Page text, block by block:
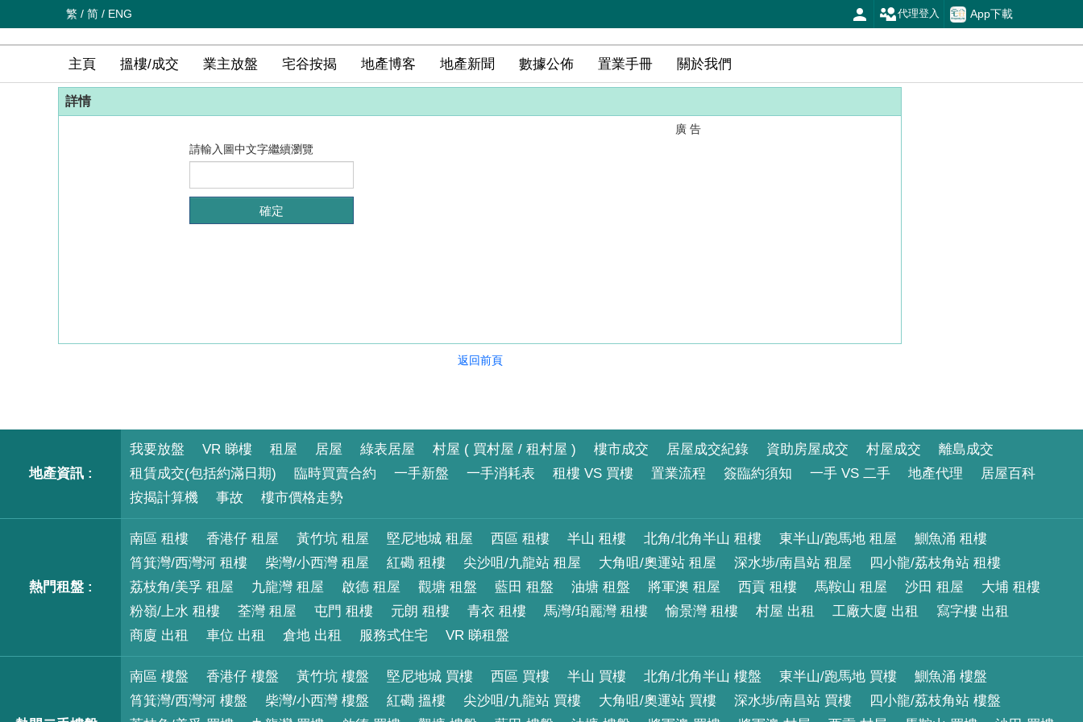
繁 / 简 / ENG App下載
代理登入
主頁 搵樓/成交 業主放盤 宅谷按揭 地產博客 地產新聞 數據公佈 置業手冊 關於我們
詳情
請輸入圖中文字繼續瀏覽
廣 告
返回前頁
地產資訊 :
我要放盤 VR 睇樓 租屋 居屋 綠表居屋 村屋 ( 買村屋 / 租村屋 ) 樓市成交 居屋成交紀錄 資助房屋成交 村屋成交
離島成交
租賃成交(包括約滿日期)
臨時買賣合約 一手新盤 一手消耗表 租樓 VS 買樓 置業流程 簽臨約須知 一手 VS 二手 地產代理
居屋百科
按揭計算機
事故 樓市價格走勢
熱門租盤 :
南區 租樓 香港仔 租屋 黃竹坑 租屋 堅尼地城 租屋 西區 租樓 半山 租樓 北角/北角半山 租樓 東半山/跑馬地 租屋
鰂魚涌 租樓
筲箕灣/西灣河 租樓
柴灣/小西灣 租屋 紅磡 租樓 尖沙咀/九龍站 租屋 大角咀/奧運站 租屋 深水埗/南昌站 租屋
四小龍/荔枝角站 租樓
荔枝角/美孚 租屋
九龍灣 租屋 啟德 租屋 觀塘 租盤 藍田 租盤 油塘 租盤 將軍澳 租屋 西貢 租樓 馬鞍山 租屋 沙田 租屋
大埔 租樓
粉嶺/上水 租樓
荃灣 租屋 屯門 租樓 元朗 租樓 青衣 租樓 馬灣/珀麗灣 租樓 愉景灣 租樓 村屋 出租 工廠大廈 出租
寫字樓 出租
商廈 出租
車位 出租 倉地 出租 服務式住宅 VR 睇租盤
南區 樓盤 香港仔 樓盤 黃竹坑 樓盤 堅尼地城 買樓 西區 買樓 半山 買樓 北角/北角半山 樓盤 東半山/跑馬地 買樓
鰂魚涌 樓盤
筲箕灣/西灣河 樓盤
柴灣/小西灣 樓盤 紅磡 搵樓 尖沙咀/九龍站 買樓 大角咀/奧運站 買樓 深水埗/南昌站 買樓
四小龍/荔枝角站 樓盤